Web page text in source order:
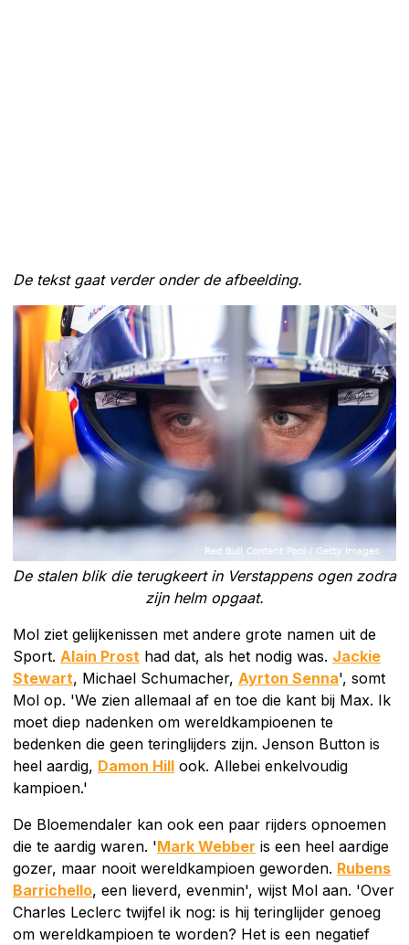
De tekst gaat verder onder de afbeelding.
De stalen blik die terugkeert in Verstappens ogen zodra
zijn helm opgaat.
Mol ziet gelijkenissen met andere grote namen uit de
Sport. Alain Prost had dat, als het nodig was. Jackie
Stewart, Michael Schumacher, Ayrton Senna', somt
Mol op. 'We zien allemaal af en toe die kant bij Max. Ik
moet diep nadenken om wereldkampioenen te
bedenken die geen teringlijders zijn. Jenson Button is
heel aardig, Damon Hill ook. Allebei enkelvoudig
kampioen.'
De Bloemendaler kan ook een paar rijders opnoemen
die te aardig waren. 'Mark Webber is een heel aardige
gozer, maar nooit wereldkampioen geworden. Rubens
Barrichello, een lieverd, evenmin', wijst Mol aan. 'Over
Charles Leclerc twijfel ik nog: is hij teringlijder genoeg
om wereldkampioen te worden? Het is een negatief